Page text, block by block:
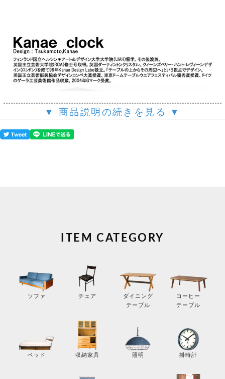
▼ 商品説明の続きを見る ▼
ITEM CATEGORY
ソファ チェア
ダイニング
テーブル
コーヒー
テーブル
ベッド 収納家具 照明 掛時計